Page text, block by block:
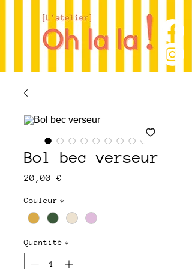
Bol bec verseur
20,00 €
Couleur *
Quantité *